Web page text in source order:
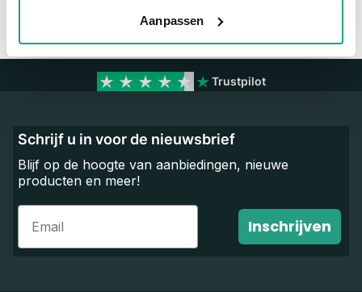
Aanpassen
Trustpilot
Schrijf u in voor de nieuwsbrief
Blijf op de hoogte van aanbiedingen, nieuwe
producten en meer!
Email
Inschrijven